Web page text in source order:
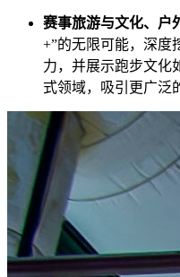
赛事旅游与文化、户
+”的无限可能，深度
力，并展示跑步文化
式领域，吸引更广泛